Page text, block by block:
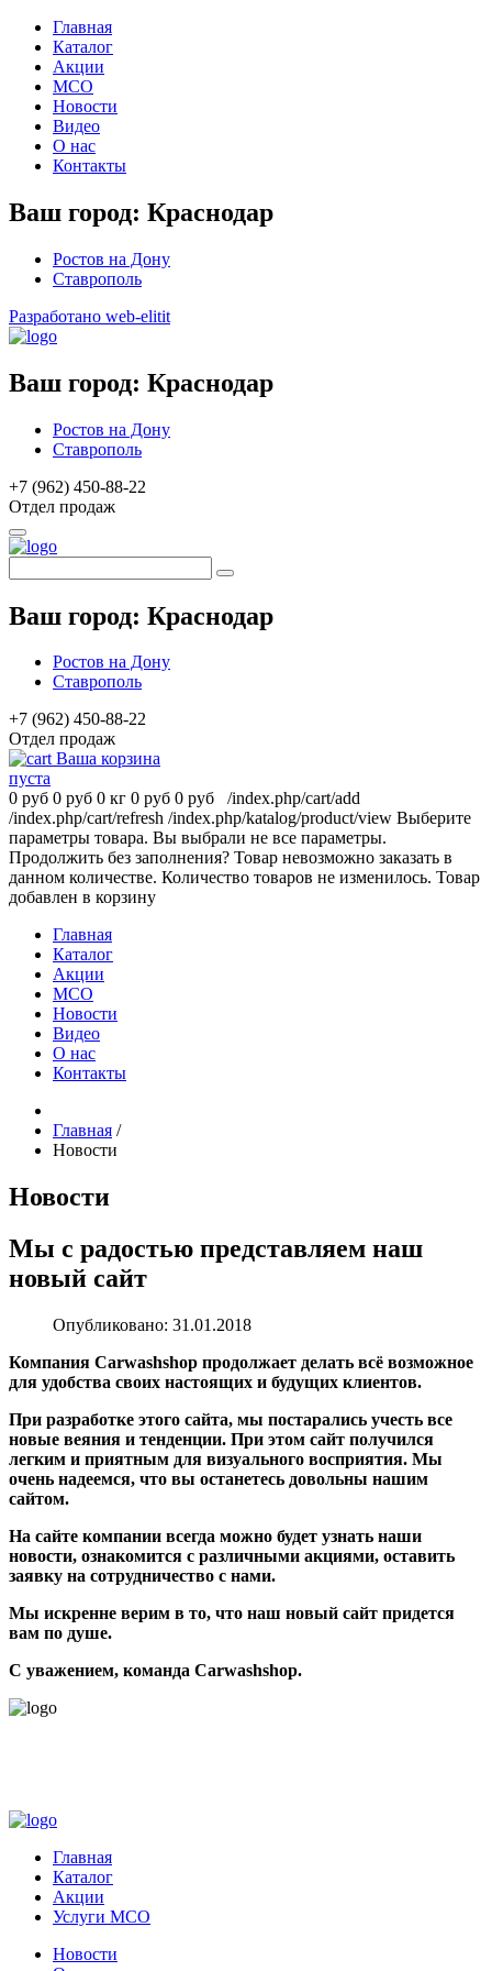
Главная
Каталог
Акции
МСО
Новости
Видео
О нас
Контакты
Ваш город: Краснодар
Ростов на Дону
Ставрополь
Разработано web-elitit
Ваш город: Краснодар
Ростов на Дону
Ставрополь
+7 (962) 450-88-22
Отдел продаж
Ваш город: Краснодар
Ростов на Дону
Ставрополь
+7 (962) 450-88-22
Отдел продаж
Ваша корзина
пуста
0 руб 0 руб 0 кг 0 руб 0 руб
/index.php/cart/add
/index.php/cart/refresh /index.php/katalog/product/view Выберите
параметры товара. Вы выбрали не все параметры.
Продолжить без заполнения? Товар невозможно заказать в
данном количестве. Количество товаров не изменилось. Товар
добавлен в корзину
Главная
Каталог
Акции
МСО
Новости
Видео
О нас
Контакты
Главная /
Новости
Новости
Мы с радостью представляем наш
новый сайт
Опубликовано: 31.01.2018
Компания Carwashshop продолжает делать всё возможное
для удобства своих настоящих и будущих клиентов.
При разработке этого сайта, мы постарались учесть все
новые веяния и тенденции. При этом сайт получился
легким и приятным для визуального восприятия. Мы
очень надеемся, что вы останетесь довольны нашим
сайтом.
На сайте компании всегда можно будет узнать наши
новости, ознакомится с различными акциями, оставить
заявку на сотрудничество с нами.
Мы искренне верим в то, что наш новый сайт придется
вам по душе.
С уважением, команда Carwashshop.
Главная
Каталог
Акции
Услуги МСО
Новости